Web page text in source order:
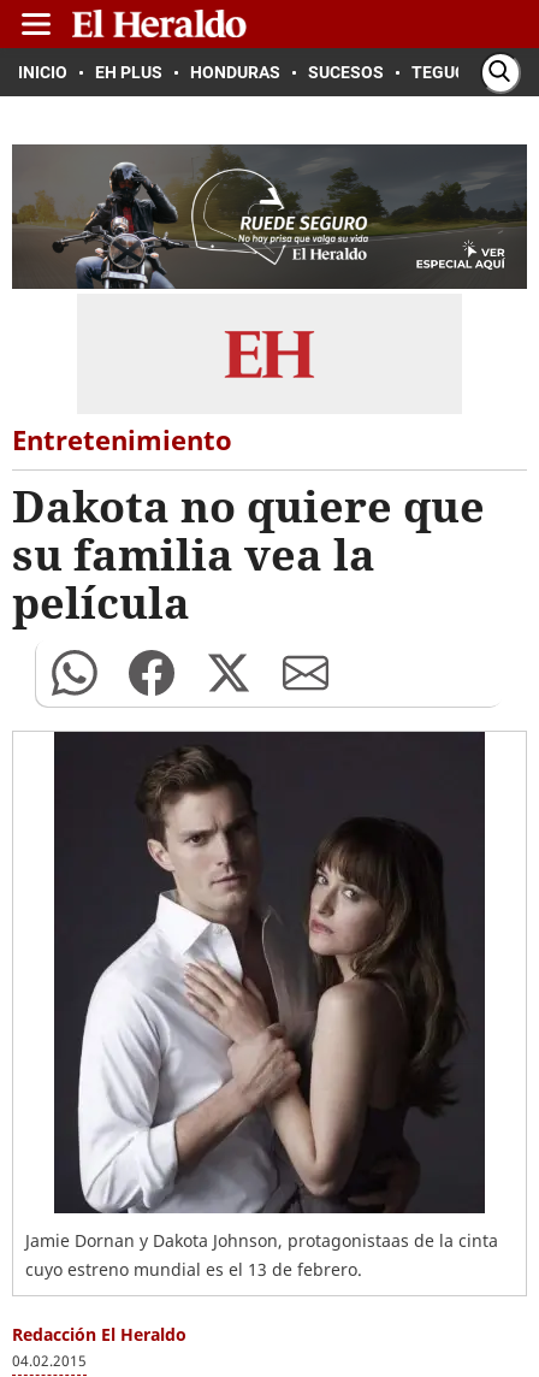
INICIO EH PLUS HONDURAS SUCESOS TEGUCIGALPA
Entretenimiento
Dakota no quiere que
su familia vea la
película
Jamie Dornan y Dakota Johnson, protagonistaas de la cinta
cuyo estreno mundial es el 13 de febrero.
Redacción El Heraldo
04.02.2015